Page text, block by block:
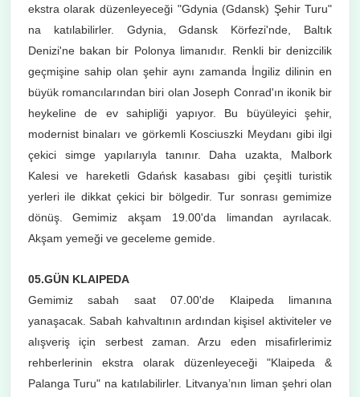
ekstra olarak düzenleyeceği "Gdynia (Gdansk) Şehir Turu"
na katılabilirler. Gdynia, Gdansk Körfezi'nde, Baltık
Denizi'ne bakan bir Polonya limanıdır. Renkli bir denizcilik
geçmişine sahip olan şehir aynı zamanda İngiliz dilinin en
büyük romancılarından biri olan Joseph Conrad'ın ikonik bir
heykeline de ev sahipliği yapıyor. Bu büyüleyici şehir,
modernist binaları ve görkemli Kosciuszki Meydanı gibi ilgi
çekici simge yapılarıyla tanınır. Daha uzakta, Malbork
Kalesi ve hareketli Gdańsk kasabası gibi çeşitli turistik
yerleri ile dikkat çekici bir bölgedir. Tur sonrası gemimize
dönüş. Gemimiz akşam 19.00'da limandan ayrılacak.
Akşam yemeği ve geceleme gemide.
05.GÜN KLAIPEDA
Gemimiz sabah saat 07.00'de Klaipeda limanına
yanaşacak. Sabah kahvaltının ardından kişisel aktiviteler ve
alışveriş için serbest zaman. Arzu eden misafirlerimiz
rehberlerinin ekstra olarak düzenleyeceği "Klaipeda &
Palanga Turu" na katılabilirler. Litvanya’nın liman şehri olan